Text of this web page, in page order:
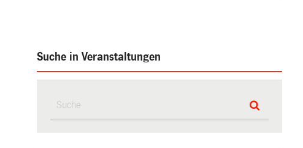
Suche in Veranstaltungen